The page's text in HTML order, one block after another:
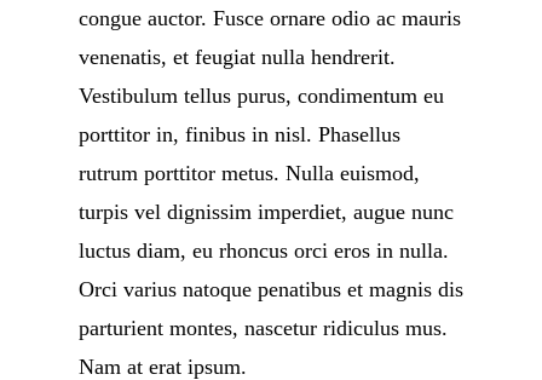
congue auctor. Fusce ornare odio ac mauris
venenatis, et feugiat nulla hendrerit.
Vestibulum tellus purus, condimentum eu
porttitor in, finibus in nisl. Phasellus
rutrum porttitor metus. Nulla euismod,
turpis vel dignissim imperdiet, augue nunc
luctus diam, eu rhoncus orci eros in nulla.
Orci varius natoque penatibus et magnis dis
parturient montes, nascetur ridiculus mus.
Nam at erat ipsum.